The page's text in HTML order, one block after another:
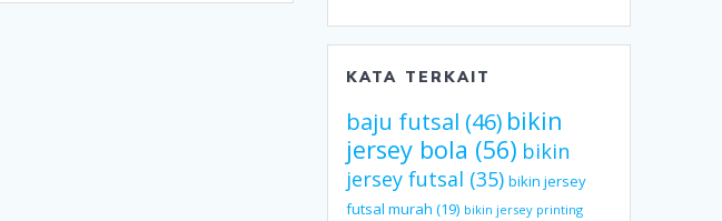
KATA TERKAIT
baju futsal (46) bikin
jersey bola (56) bikin
jersey futsal (35) bikin jersey
futsal murah (19) bikin jersey printing